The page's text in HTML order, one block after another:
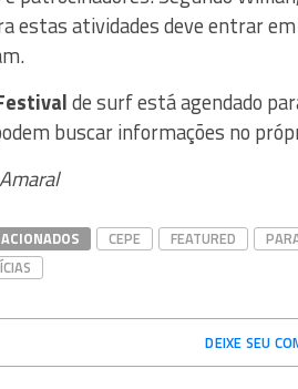
estas atividades deve entrar
de surf está agendado
buscar informações no
CEPE FEATURED
DEIXE SEU